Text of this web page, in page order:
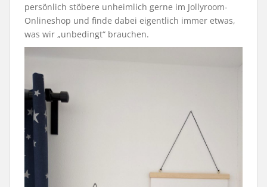
persönlich stöbere unheimlich gerne im Jollyroom-
Onlineshop und finde dabei eigentlich immer etwas,
was wir „unbedingt“ brauchen.